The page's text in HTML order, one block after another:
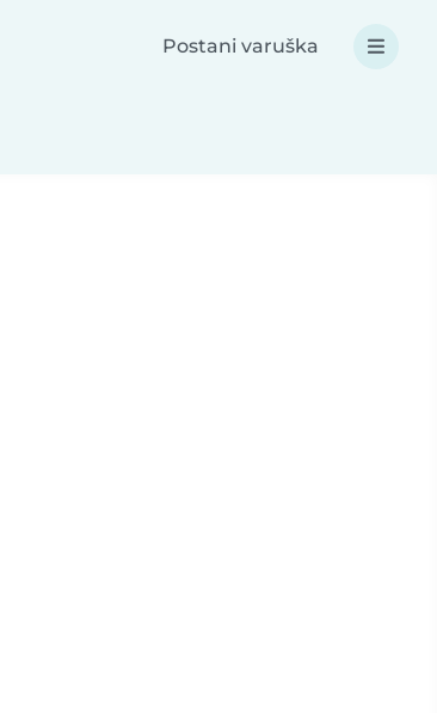
Postani varuška